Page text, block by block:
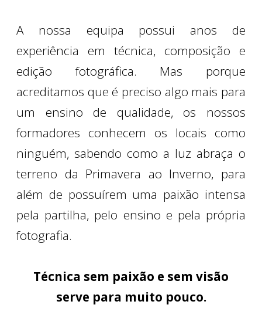
A nossa equipa possui anos de
experiência em técnica, composição e
edição fotográfica. Mas porque
acreditamos que é preciso algo mais para
um ensino de qualidade, os nossos
formadores conhecem os locais como
ninguém, sabendo como a luz abraça o
terreno da Primavera ao Inverno, para
além de possuírem uma paixão intensa
pela partilha, pelo ensino e pela própria
fotografia.
Técnica sem paixão e sem visão
serve para muito pouco.